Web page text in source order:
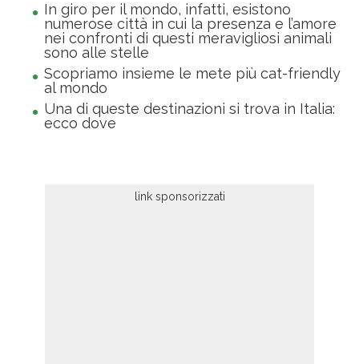
In giro per il mondo, infatti, esistono
numerose città in cui la presenza e l’amore
nei confronti di questi meravigliosi animali
sono alle stelle
Scopriamo insieme le mete più cat-friendly
al mondo
Una di queste destinazioni si trova in Italia:
ecco dove